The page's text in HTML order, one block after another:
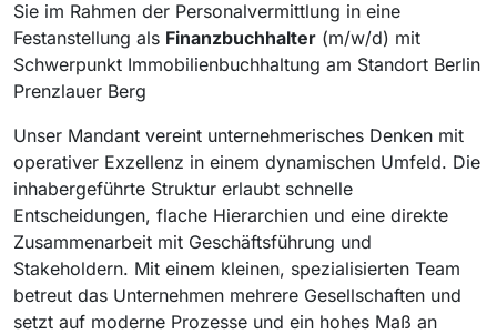
Sie im Rahmen der Personalvermittlung in eine
Festanstellung als Finanzbuchhalter (m/w/d) mit
Schwerpunkt Immobilienbuchhaltung am Standort Berlin
Prenzlauer Berg
Unser Mandant vereint unternehmerisches Denken mit
operativer Exzellenz in einem dynamischen Umfeld. Die
inhabergeführte Struktur erlaubt schnelle
Entscheidungen, flache Hierarchien und eine direkte
Zusammenarbeit mit Geschäftsführung und
Stakeholdern. Mit einem kleinen, spezialisierten Team
betreut das Unternehmen mehrere Gesellschaften und
setzt auf moderne Prozesse und ein hohes Maß an